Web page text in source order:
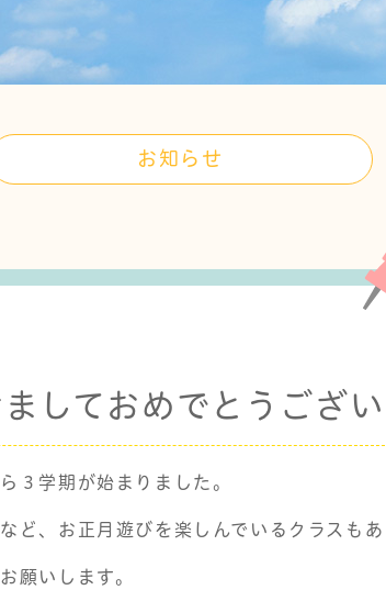
お知らせ
しておめでとうござ
３学期が始まりました。
ど、お正月遊びを楽しんでいるクラスもあ
願いします。